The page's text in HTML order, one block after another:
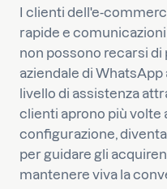
I clienti dell'e-
rapide e
non possono recarsi di
aziendale di
livello di assistenza
clienti aprono più volte
configurazione,
per guidare gli
mantenere viva la